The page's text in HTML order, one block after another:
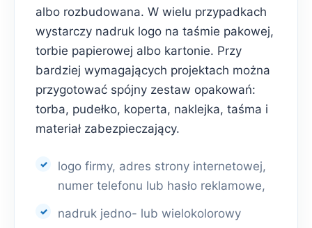
albo rozbudowana. W wielu przypadkach
wystarczy nadruk logo na taśmie pakowej,
torbie papierowej albo kartonie. Przy
bardziej wymagających projektach można
przygotować spójny zestaw opakowań:
torba, pudełko, koperta, naklejka, taśma i
materiał zabezpieczający.
logo firmy, adres strony internetowej,
numer telefonu lub hasło reklamowe,
nadruk jedno- lub wielokolorowy